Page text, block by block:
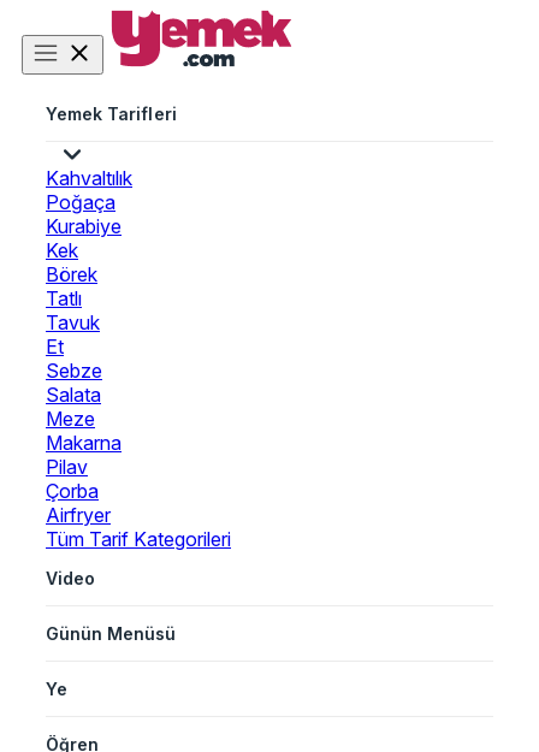
Yemek Tarifleri
Kahvaltılık
Poğaça
Kurabiye
Kek
Börek
Tatlı
Tavuk
Et
Sebze
Salata
Meze
Makarna
Pilav
Çorba
Airfryer
Tüm Tarif Kategorileri
Video
Günün Menüsü
Ye
Öğren